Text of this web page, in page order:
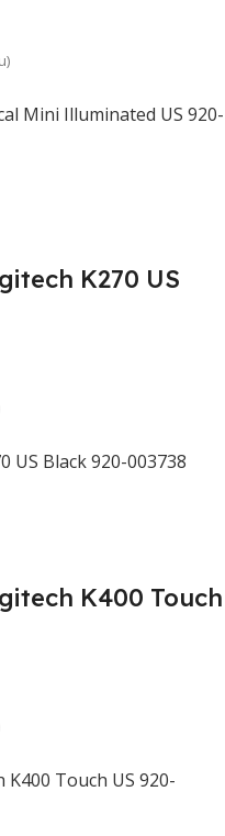
Mini Illuminated US 920-
K270 US
US Black 920-003738
K400 Touch
Touch US 920-